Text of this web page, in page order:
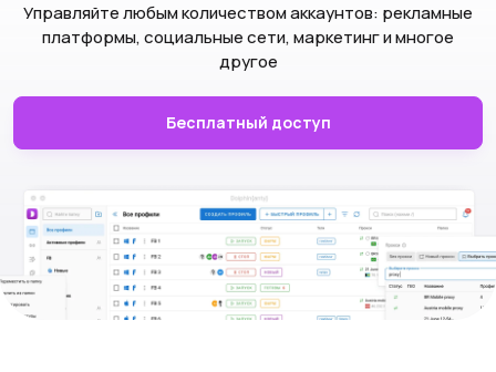
Управляйте любым количеством аккаунтов: рекламные
платформы, социальные сети, маркетинг и многое
другое
Бесплатный доступ